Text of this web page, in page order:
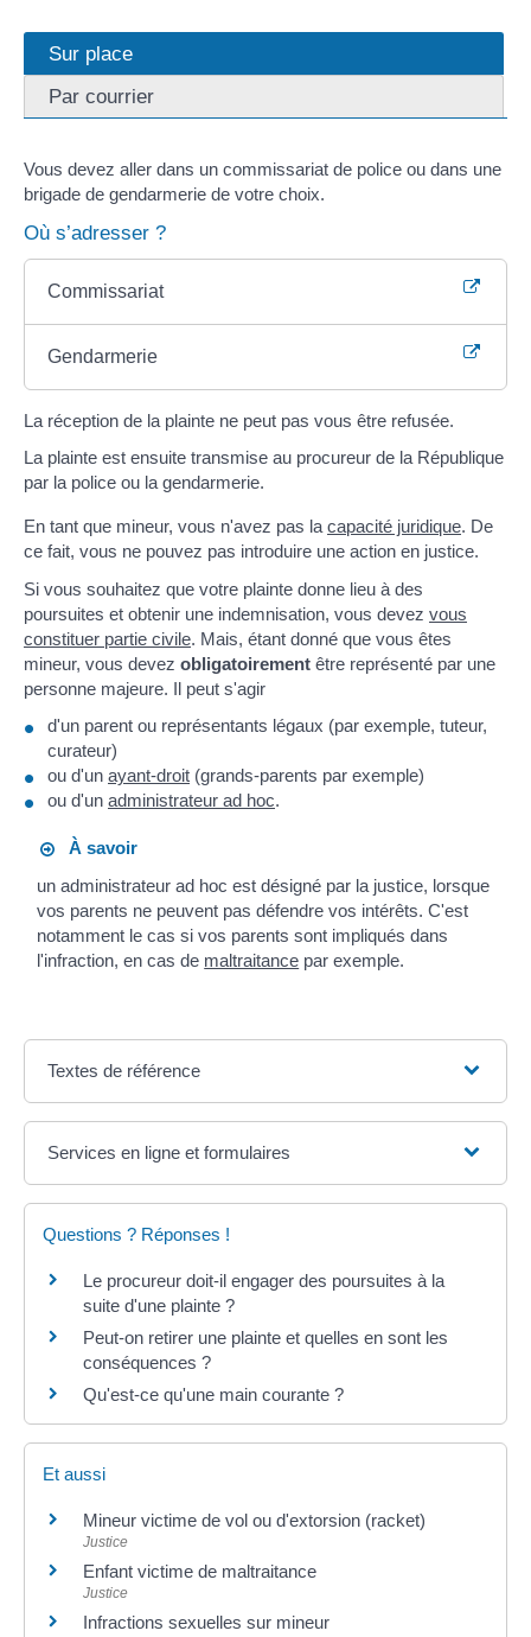
Sur place
Par courrier
Vous devez aller dans un commissariat de police ou dans une
brigade de gendarmerie de votre choix.
Où s’adresser ?
Commissariat
Gendarmerie
La réception de la plainte ne peut pas vous être refusée.
La plainte est ensuite transmise au procureur de la République
par la police ou la gendarmerie.
En tant que mineur, vous n'avez pas la capacité juridique. De
ce fait, vous ne pouvez pas introduire une action en justice.
Si vous souhaitez que votre plainte donne lieu à des
poursuites et obtenir une indemnisation, vous devez vous
constituer partie civile. Mais, étant donné que vous êtes
mineur, vous devez obligatoirement être représenté par une
personne majeure. Il peut s'agir
d'un parent ou représentants légaux (par exemple, tuteur,
curateur)
ou d'un ayant-droit (grands-parents par exemple)
ou d'un administrateur ad hoc.
À savoir
un administrateur ad hoc est désigné par la justice, lorsque
vos parents ne peuvent pas défendre vos intérêts. C'est
notamment le cas si vos parents sont impliqués dans
l'infraction, en cas de maltraitance par exemple.
Textes de référence
Services en ligne et formulaires
Questions ? Réponses !
Le procureur doit-il engager des poursuites à la
suite d'une plainte ?
Peut-on retirer une plainte et quelles en sont les
conséquences ?
Qu'est-ce qu'une main courante ?
Et aussi
Mineur victime de vol ou d'extorsion (racket)
Justice
Enfant victime de maltraitance
Justice
Infractions sexuelles sur mineur